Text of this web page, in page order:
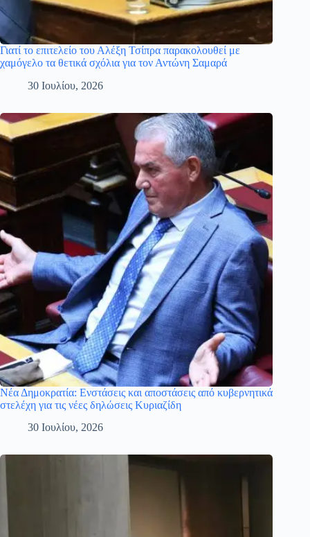
Γιατί το επιτελείο του Αλέξη Τσίπρα παρακολουθεί με
χαμόγελο τα θετικά σχόλια για τον Αντώνη Σαμαρά
30 Ιουλίου, 2026
Νέα Δημοκρατία: Ενστάσεις και αποστάσεις από κυβερνητικά
στελέχη για τις νέες δηλώσεις Κυριαζίδη
30 Ιουλίου, 2026